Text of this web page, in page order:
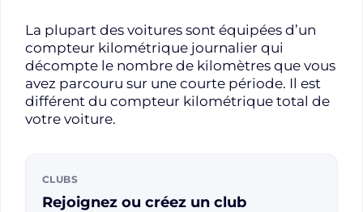
La plupart des voitures sont équipées d’un
compteur kilométrique journalier qui
décompte le nombre de kilomètres que vous
avez parcouru sur une courte période. Il est
différent du compteur kilométrique total de
votre voiture.
CLUBS
Rejoignez ou créez un club